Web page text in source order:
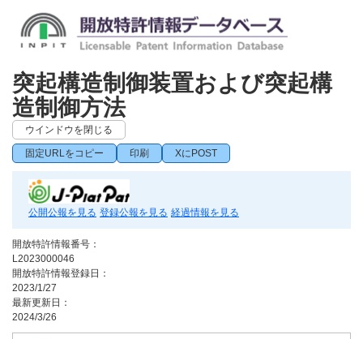
突起構造制御装置および突起構
造制御方法
ウインドウを閉じる
固定URLをコピー 印刷 XにPOST
公開公報を見る 登録公報を見る 経過情報を見る
開放特許情報番号：
L2023000046
開放特許情報登録日：
2023/1/27
最新更新日：
2024/3/26